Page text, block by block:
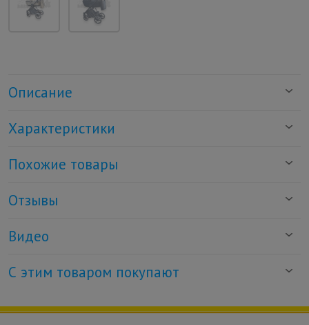
Описание
Характеристики
Похожие товары
Отзывы
Видео
С этим товаром покупают